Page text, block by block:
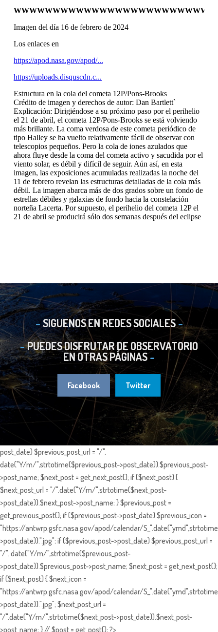
SIGUENOS EN REDES SOCIALES
PUEDES DISFRUTAR DE OBSERVATORIO
EN OTRAS PÁGINAS
Facebook Twitter
post_date) $previous_post_url = "/".
date("Y/m/",strtotime($previous_post->post_date)).$previous_post-
>post_name; $next_post = get_next_post(); if ($next_post) {
$next_post_url = "/".date("Y/m/",strtotime($next_post-
>post_date)).$next_post->post_name; } $previous_post =
get_previous_post(); if ($previous_post->post_date) $previous_icon =
"https://antwrp.gsfc.nasa.gov/apod/calendar/
>post_date)).".jpg"; if ($previous_post->post_date) $previous_post_url =
"/". date("Y/m/",strtotime($previous_post-
>post_date)).$previous_post->post_name; $next_post = get_next_post();
if ($next_post) { $next_icon =
"https://antwrp.gsfc.nasa.gov/apod/calendar/
>post_date)).".jpg"; $next_post_url =
"/".date("Y/m/",strtotime($next_post->post_date)).$next_post-
>post_name; } // $post = get_post(); ?>